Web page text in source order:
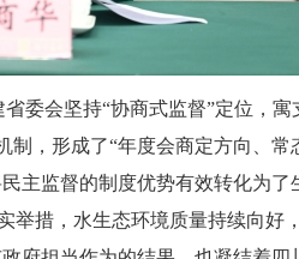
委会坚持“协商式监督”定位，
，形成了“年度会商定方向、
主监督的制度优势有效转化为
举措，水生态环境质量持续向好